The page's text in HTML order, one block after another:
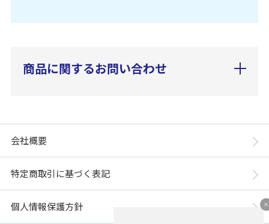
商品に関するお問い合わせ
会社概要
特定商取引に基づく表記
個人情報保護方針